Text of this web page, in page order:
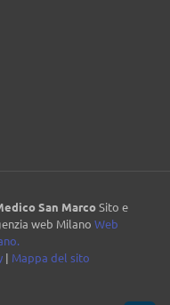
San MarcoSito e
web Milano Web
| Mappa del sito